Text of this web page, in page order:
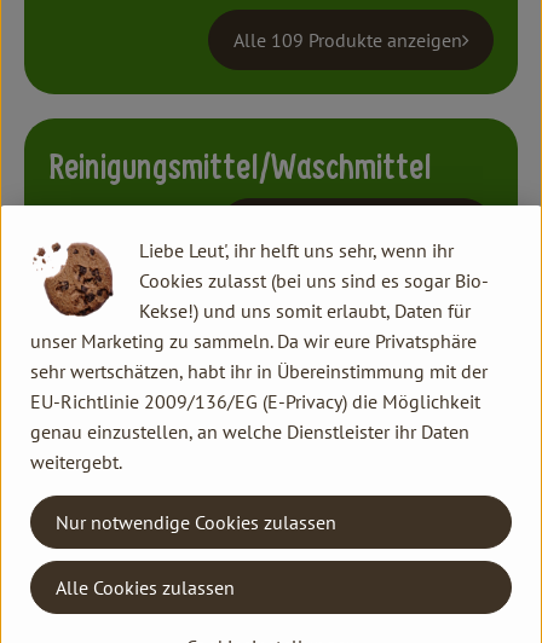
Alle 109 Produkte anzeigen
Reinigungsmittel/Waschmittel
Kosmetik Dr.Hauschka
Alle 110 Produkte anzeigen
Tiernahrung Alle 3 Produkte anzeigen
Liebe Leut', ihr helft uns sehr, wenn ihr
Cookies zulasst (bei uns sind es sogar Bio-
Kekse!) und uns somit erlaubt, Daten für
unser Marketing zu sammeln. Da wir eure Privatsphäre
sehr wertschätzen, habt ihr in Übereinstimmung mit der
EU-Richtlinie 2009/136/EG (E-Privacy) die Möglichkeit
genau einzustellen, an welche Dienstleister ihr Daten
weitergebt.
Nur notwendige Cookies zulassen
Alle Cookies zulassen